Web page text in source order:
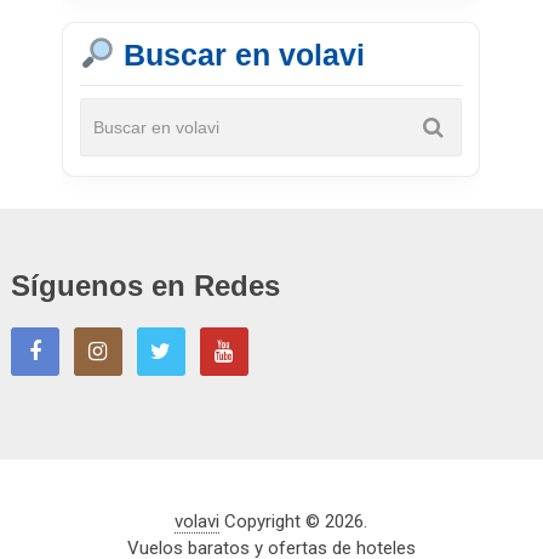
Buscar en volavi
Síguenos en Redes
volavi Copyright © 2026.
Vuelos baratos y ofertas de hoteles